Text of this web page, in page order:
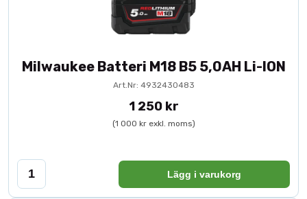
Milwaukee Batteri M18 B5 5,0AH Li-ION
Art.Nr: 4932430483
1 250 kr
(1 000 kr exkl. moms)
Lägg i varukorg